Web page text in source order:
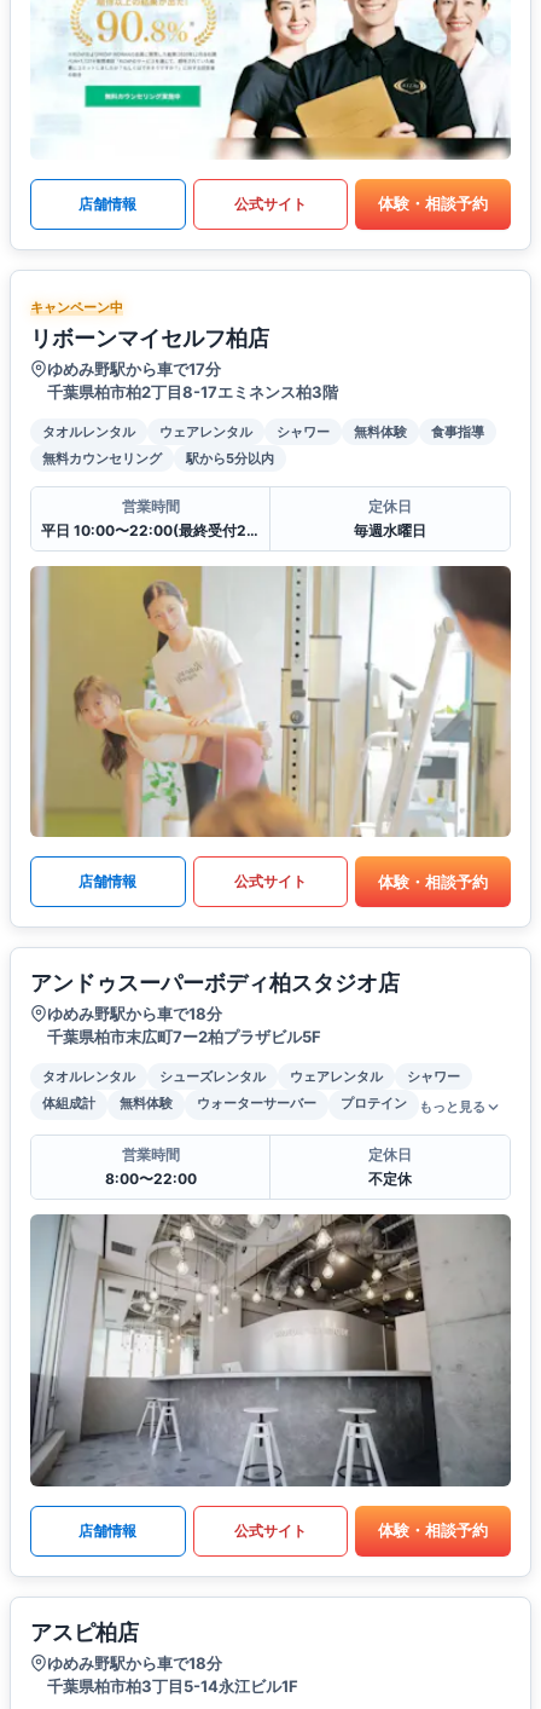
店舗情報 公式サイト 体験・相談予約
キャンペーン中
リボーンマイセルフ柏店
ゆめみ野駅から車で17分
千葉県柏市柏2丁目8-17エミネンス柏3階
タオルレンタル ウェアレンタル シャワー 無料体験
食事指導
無料カウンセリング
駅から5分以内
営業時間
平日 10:00〜22:00(最終受付21:00)
定休日
毎週水曜日
店舗情報 公式サイト 体験・相談予約
アンドゥスーパーボディ柏スタジオ店
ゆめみ野駅から車で18分
千葉県柏市末広町7ー2柏プラザビル5F
タオルレンタル シューズレンタル ウェアレンタル
シャワー
体組成計
無料体験 ウォーターサーバー プロテイン もっと見る
営業時間
8:00〜22:00
定休日
不定休
店舗情報 公式サイト 体験・相談予約
アスピ柏店
ゆめみ野駅から車で18分
千葉県柏市柏3丁目5-14永江ビル1F